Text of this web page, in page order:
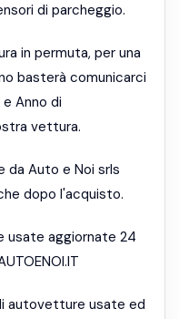
di parcheggio.
in permuta, per una
basterà comunicarci
Anno di
vettura.
da Auto e Noi srls
dopo l'acquisto.
aggiornate 24
autovetture usate ed